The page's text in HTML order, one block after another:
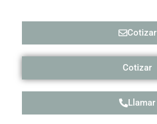
Cotizar
Cotizar
Llamar